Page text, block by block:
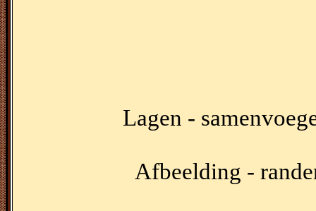
Lagen -
Afbeelding -